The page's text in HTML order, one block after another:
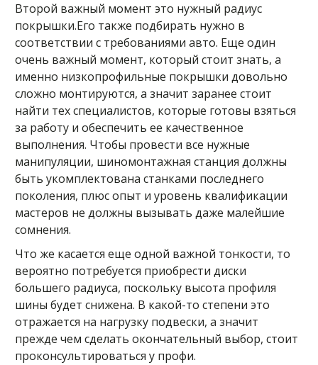
Второй важный момент это нужный радиус
покрышки.Его также подбирать нужно в
соответствии с требованиями авто. Еще один
очень важный момент, который стоит знать, а
именно низкопрофильные покрышки довольно
сложно монтируются, а значит заранее стоит
найти тех специалистов, которые готовы взяться
за работу и обеспечить ее качественное
выполнения. Чтобы провести все нужные
манипуляции, шиномонтажная станция должны
быть укомплектована станками последнего
поколения, плюс опыт и уровень квалификации
мастеров не должны вызывать даже малейшие
сомнения.
Что же касается еще одной важной тонкости, то
вероятно потребуется приобрести диски
большего радиуса, поскольку высота профиля
шины будет снижена. В какой-то степени это
отражается на нагрузку подвески, а значит
прежде чем сделать окончательный выбор, стоит
проконсультироваться у профи.